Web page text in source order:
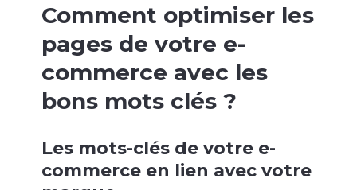
Comment optimiser les
pages de votre e-
commerce avec les
bons mots clés ?
Les mots-clés de votre e-
commerce en lien avec votre